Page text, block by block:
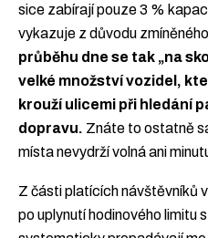
sice zabírají pouze 3 %
vykazuje z důvodu
průběhu dne se tak „na
velké množství vozidel,
krouží ulicemi při hledání
dopravu. Znáte to ostatně
místa nevydrží volná ani
Z části platících návštěvníků
po uplynutí hodinového limitu